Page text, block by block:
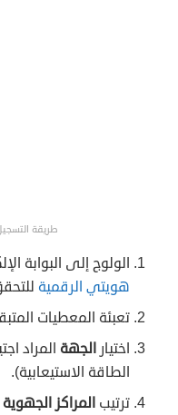
طريقة التسجيل
الولوج إلى البوابة
هويتي الرقمية
تعبئة المعطيات
اختيار الجهة المراد
الطاقة الاستيعابية).
ترتيب المراكز